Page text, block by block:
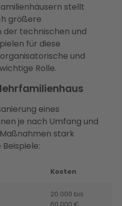
stellt
größere
der technischen und
für diese
und
Rolle.
eines
je nach Umfang und
stark
Kosten
20.000 bis
60.000 €